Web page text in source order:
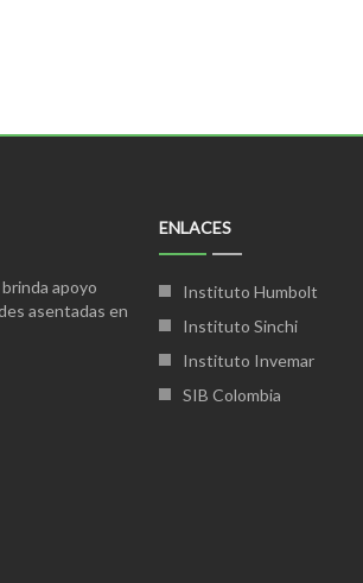
apoyo
asentadas en
ENLACES
Instituto Humbolt
Instituto Sinchi
Instituto Invemar
SIB Colombia